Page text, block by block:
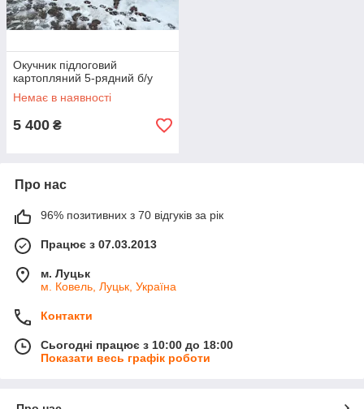
Окучник підлоговий
картопляний 5-рядний б/у
Немає в наявності
5 400 ₴
Про нас
96% позитивних з 70 відгуків за рік
Працює з 07.03.2013
м. Луцьк
м. Ковель, Луцьк, Україна
Контакти
Сьогодні працює з 10:00 до 18:00
Показати весь графік роботи